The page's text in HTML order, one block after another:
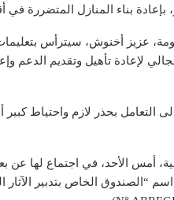
بإعادة بناء المنازل المتضررة في
عزيز أخنوش، سيترأس بتعليمات
لإعادة تأهيل وتقديم الدعم
التعامل بحذر لازم واحتياط
أمس الأحد، في اجتماع لها
الخاص بتدبير الآثار